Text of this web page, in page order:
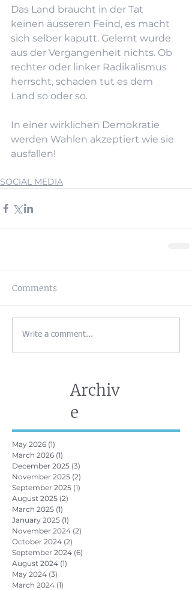
Das Land braucht in der Tat
keinen äusseren Feind, es macht
sich selber kaputt. Gelernt wurde
aus der Vergangenheit nichts. Ob
rechter oder linker Radikalismus
herrscht, schaden tut es dem
Land so oder so.
In einer wirklichen Demokratie
werden Wahlen akzeptiert wie sie
ausfallen!
SOCIAL MEDIA
Comments
Write a comment...
Archiv
e
May 2026 (1)
March 2026 (1)
December 2025 (3)
November 2025 (2)
September 2025 (1)
August 2025 (2)
March 2025 (1)
January 2025 (1)
November 2024 (2)
October 2024 (2)
September 2024 (6)
August 2024 (1)
May 2024 (3)
March 2024 (1)